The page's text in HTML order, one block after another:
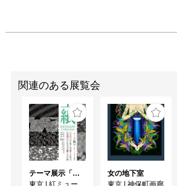
関連のある展覧会
テーマ展示「型紙 KATAGAMI Collection」
東京 | 紅ミュージアム
女の地下室
東京 | 神保町画廊